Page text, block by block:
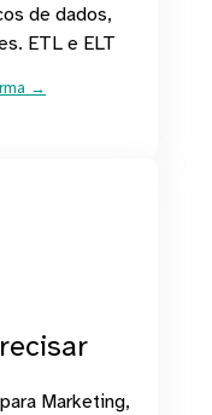
de dados,
ETL e ELT
→
Marketing,